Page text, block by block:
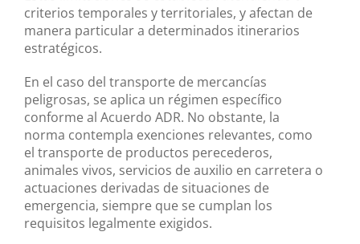
criterios temporales y territoriales, y afectan de
manera particular a determinados itinerarios
estratégicos.
En el caso del transporte de mercancías
peligrosas, se aplica un régimen específico
conforme al Acuerdo ADR. No obstante, la
norma contempla exenciones relevantes, como
el transporte de productos perecederos,
animales vivos, servicios de auxilio en carretera o
actuaciones derivadas de situaciones de
emergencia, siempre que se cumplan los
requisitos legalmente exigidos.